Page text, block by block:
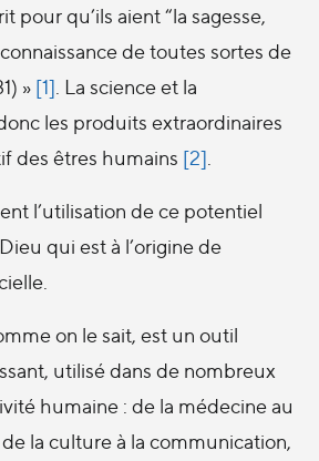
pour qu’ils aient “la sagesse,
de toutes sortes de
» [1] . La science et la
les produits extraordinaires
des êtres humains [2]
l’utilisation de ce potentiel
qui est à l’origine de
on le sait, est un outil
utilisé dans de nombreux
humaine : de la médecine au
la culture à la communication,